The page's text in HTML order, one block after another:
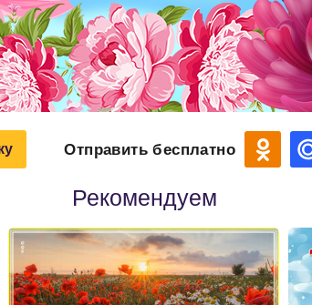
Отправить бесплатно
Рекомендуем